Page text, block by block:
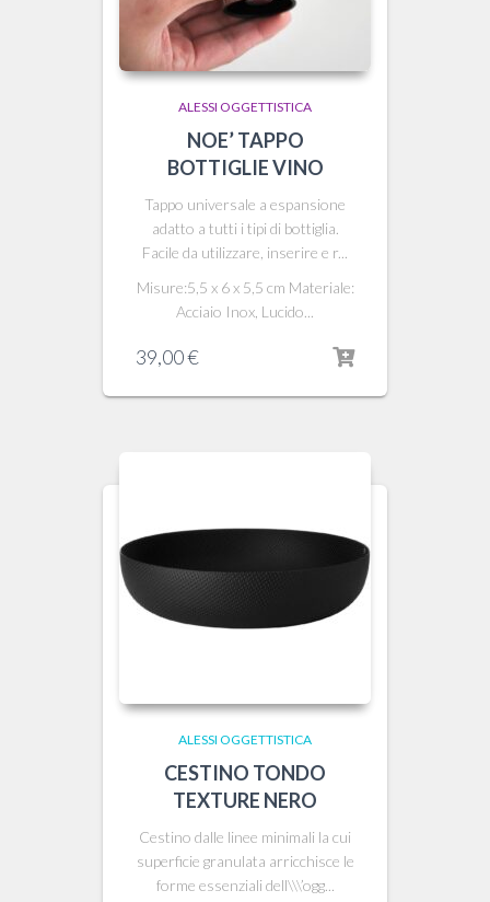
ALESSI OGGETTISTICA
NOE’ TAPPO
BOTTIGLIE VINO
Tappo universale a espansione
adatto a tutti i tipi di bottiglia.
Facile da utilizzare, inserire e r...
Misure:5,5 x 6 x 5,5 cm Materiale:
Acciaio Inox, Lucido...
39,00€
ALESSI OGGETTISTICA
CESTINO TONDO
TEXTURE NERO
Cestino dalle linee minimali la cui
superficie granulata arricchisce le
forme essenziali dell\\\’ogg...